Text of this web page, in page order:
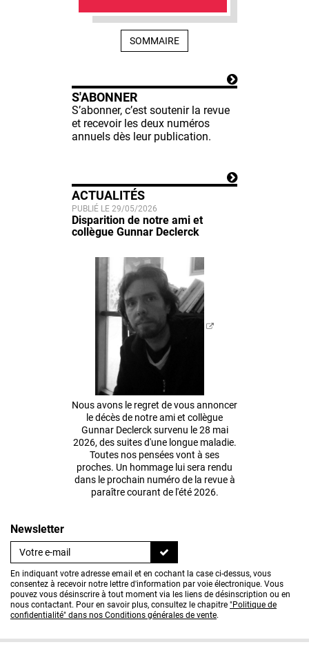
SOMMAIRE
S'ABONNER
S’abonner, c’est soutenir la revue
et recevoir les deux numéros
annuels dès leur publication.
ACTUALITÉS
PUBLIÉ LE 29/05/2026
Disparition de notre ami et
collègue Gunnar Declerck
Nous avons le regret de vous annoncer
le décès de notre ami et collègue
Gunnar Declerck survenu le 28 mai
2026, des suites d'une longue maladie.
Toutes nos pensées vont à ses
proches. Un hommage lui sera rendu
dans le prochain numéro de la revue à
paraître courant de l'été 2026.
Newsletter
En indiquant votre adresse email et en cochant la case ci-dessus, vous
consentez à recevoir notre lettre d'information par voie électronique. Vous
pouvez vous désinscrire à tout moment via les liens de désinscription ou en
nous contactant. Pour en savoir plus, consultez le chapitre "Politique de
confidentialité" dans nos Conditions générales de vente.